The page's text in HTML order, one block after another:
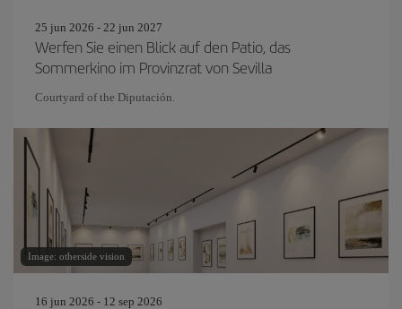
25 jun 2026 - 22 jun 2027
Werfen Sie einen Blick auf den Patio, das
Sommerkino im Provinzrat von Sevilla
Courtyard of the Diputación.
Image: otherside vision
16 jun 2026 - 12 sep 2026